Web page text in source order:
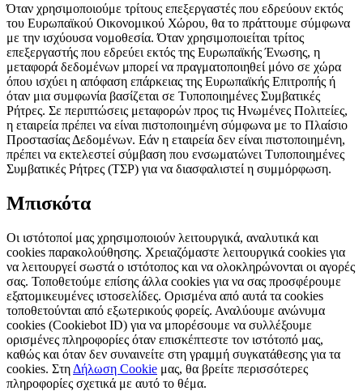
Όταν χρησιμοποιούμε τρίτους επεξεργαστές που εδρεύουν εκτός
του Ευρωπαϊκού Οικονομικού Χώρου, θα το πράττουμε σύμφωνα
με την ισχύουσα νομοθεσία. Όταν χρησιμοποιείται τρίτος
επεξεργαστής που εδρεύει εκτός της Ευρωπαϊκής Ένωσης, η
μεταφορά δεδομένων μπορεί να πραγματοποιηθεί μόνο σε χώρα
όπου ισχύει η απόφαση επάρκειας της Ευρωπαϊκής Επιτροπής ή
όταν μια συμφωνία βασίζεται σε Τυποποιημένες Συμβατικές
Ρήτρες. Σε περιπτώσεις μεταφορών προς τις Ηνωμένες Πολιτείες,
η εταιρεία πρέπει να είναι πιστοποιημένη σύμφωνα με το Πλαίσιο
Προστασίας Δεδομένων. Εάν η εταιρεία δεν είναι πιστοποιημένη,
πρέπει να εκτελεστεί σύμβαση που ενσωματώνει Τυποποιημένες
Συμβατικές Ρήτρες (ΤΣΡ) για να διασφαλιστεί η συμμόρφωση.
Μπισκότα
Οι ιστότοποί μας χρησιμοποιούν λειτουργικά, αναλυτικά και
cookies παρακολούθησης. Χρειαζόμαστε λειτουργικά cookies για
να λειτουργεί σωστά ο ιστότοπος και να ολοκληρώνονται οι αγορές
σας. Τοποθετούμε επίσης άλλα cookies για να σας προσφέρουμε
εξατομικευμένες ιστοσελίδες. Ορισμένα από αυτά τα cookies
τοποθετούνται από εξωτερικούς φορείς. Αναλύουμε ανώνυμα
cookies (Cookiebot ID) για να μπορέσουμε να συλλέξουμε
ορισμένες πληροφορίες όταν επισκέπτεστε τον ιστότοπό μας,
καθώς και όταν δεν συναινείτε στη γραμμή συγκατάθεσης για τα
cookies. Στη Δήλωση Cookie μας, θα βρείτε περισσότερες
πληροφορίες σχετικά με αυτό το θέμα.